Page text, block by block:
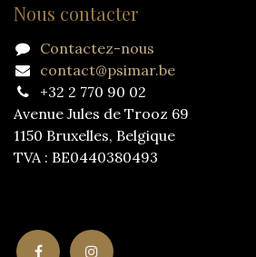
Nous contacter
Contactez-nous
contact@psimar.be
+32 2 770 90 02
Avenue Jules de Trooz 69
1150 Bruxelles, Belgique
TVA : BE0440380493